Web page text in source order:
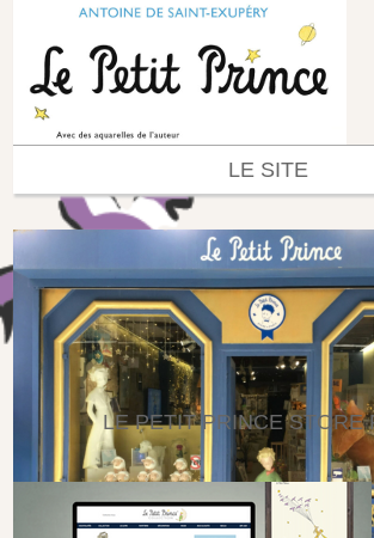
LE SITE
LE PETIT PRINCE STORE